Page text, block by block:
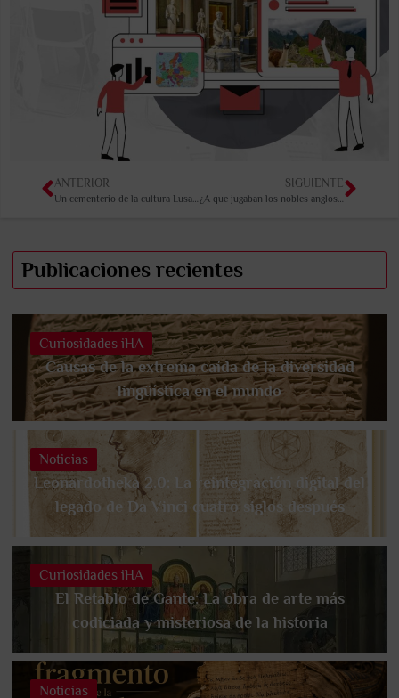
ANTERIOR
Un cementerio de la cultura Lusatian en Polonia.
SIGUIENTE
Publicaciones recientes
Curiosidades iHA
Causas de la extrema caída de la diversidad
lingüística en el mundo
Noticias
Leonardotheka 2.0: La reintegración digital del
legado de Da Vinci cuatro siglos después
Curiosidades iHA
El Retablo de Gante: La obra de arte más
codiciada y misteriosa de la historia
Noticias